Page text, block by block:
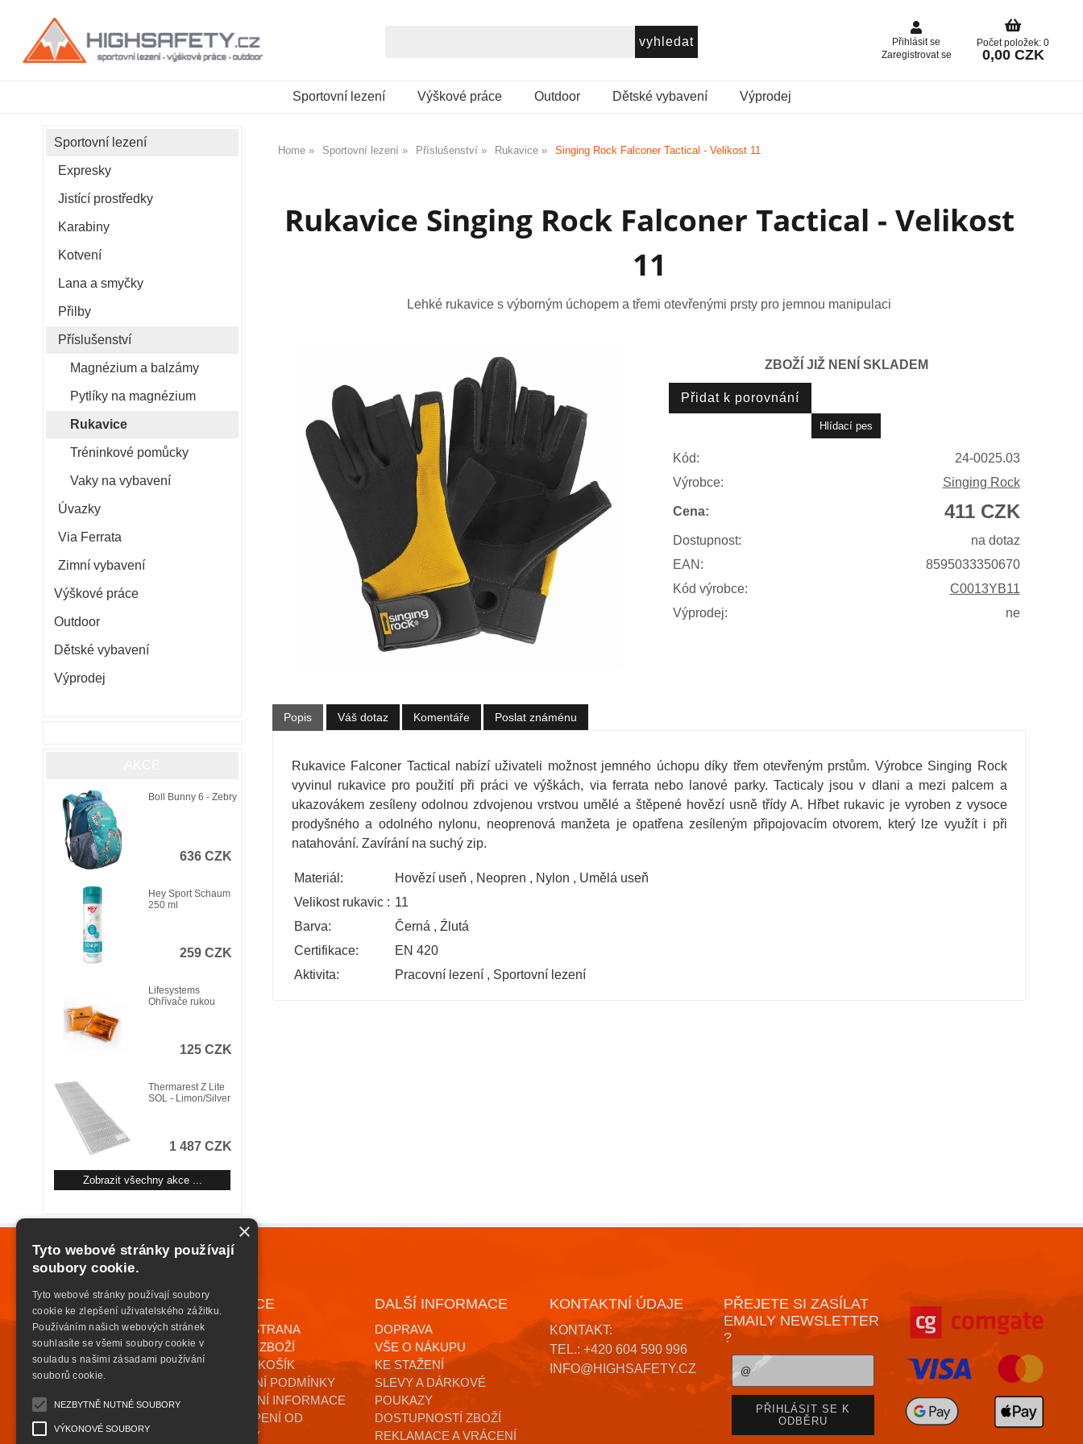
Přihlásit se
Zaregistrovat se
Počet položek: 0
0,00 CZK
Sportovní lezení Výškové práce Outdoor Dětské vybavení Výprodej
Home Sportovní lezení Příslušenství Rukavice Singing Rock Falconer Tactical - Velikost 11
Rukavice Singing Rock Falconer Tactical - Velikost
11
Lehké rukavice s výborným úchopem a třemi otevřenými prsty pro jemnou manipulaci
ZBOŽÍ JIŽ NENÍ SKLADEM
Kód:
24-0025.03
Výrobce:
Singing Rock
Cena: 411 CZK
Dostupnost:
na dotaz
EAN:
8595033350670
Kód výrobce:
C0013YB11
Výprodej:
ne
Popis Váš dotaz Komentáře Poslat známénu
Rukavice Falconer Tactical nabízí uživateli možnost jemného úchopu díky třem otevřeným prstům. Výrobce Singing Rock
vyvinul rukavice pro použití při práci ve výškách, via ferrata nebo lanové parky. Tacticaly jsou v dlani a mezi palcem a
ukazovákem zesíleny odolnou zdvojenou vrstvou umělé a štěpené hovězí usně třídy A. Hřbet rukavic je vyroben z vysoce
prodyšného a odolného nylonu, neoprenová manžeta je opatřena zesíleným připojovacím otvorem, který lze využít i při
natahování. Zavírání na suchý zip.
Materiál: Hovězí useň , Neopren , Nylon , Umělá useň
Velikost rukavic : 11
Barva:
Černá , Źlutá
Certifikace:
EN 420
Aktivita:
Pracovní lezení , Sportovní lezení
Sportovní lezení
Expresky
Jistící prostředky
Karabiny
Kotvení
Lana a smyčky
Přilby
Příslušenství
Magnézium a balzámy
Pytlíky na magnézium
Rukavice
Tréninkové pomůcky
Vaky na vybavení
Úvazky
Via Ferrata
Zimní vybavení
Výškové práce
Outdoor
Dětské vybavení
Výprodej
Boll Bunny 6 - Zebry
636 CZK
Hey Sport Schaum
250 ml
259 CZK
Lifesystems
Ohřívače rukou
125 CZK
Thermarest Z Lite
SOL - Limon/Silver
1 487 CZK
Zobrazit všechny akce ...
+420 776 085 559
INFO@HIGHSAFETY.CZ
NAVIGACE
ÚVODNÍ STRANA
KATALOG ZBOŽÍ
NÁKUPNÍ KOŠÍK
OBCHODNÍ PODMÍNKY
KONTAKTNÍ INFORMACE
ODSTOUPENÍ OD
SMLOUVY
DALŠÍ INFORMACE
DOPRAVA
VŠE O NÁKUPU
KE STAŽENÍ
SLEVY A DÁRKOVÉ
POUKAZY
DOSTUPNOSTÍ ZBOŽÍ
REKLAMACE A VRÁCENÍ
KONTAKTNÍ ÚDAJE
KONTAKT:
TEL.: +420 604 590 996
INFO@HIGHSAFETY.CZ
PŘEJETE SI ZASÍLAT
EMAILY NEWSLETTER
?
×
Tyto webové stránky používají
soubory cookie.
Tyto webové stránky používají soubory
cookie ke zlepšení uživatelského zážitku.
Používáním našich webových stránek
souhlasíte se všemi soubory cookie v
souladu s našimi zásadami používání
souborů cookie.
NEZBYTNĚ NUTNÉ SOUBORY
VÝKONOVÉ SOUBORY